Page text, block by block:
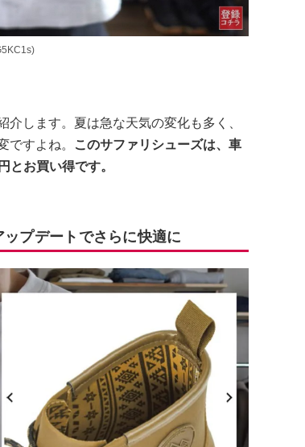
します。夏は急な天気の変化も多く、
ですよね。
このサファリシューズは、車
とお買い得です。
プデートでさらに快適に